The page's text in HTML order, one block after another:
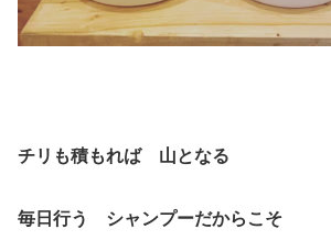
チリも積もれば 山となる
毎日行う シャンプーだからこそ